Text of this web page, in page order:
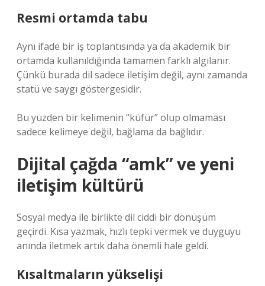
Resmi ortamda tabu
Aynı ifade bir iş toplantısında ya da akademik bir
ortamda kullanıldığında tamamen farklı algılanır.
Çünkü burada dil sadece iletişim değil, aynı zamanda
statü ve saygı göstergesidir.
Bu yüzden bir kelimenin “küfür” olup olmaması
sadece kelimeye değil, bağlama da bağlıdır.
Dijital çağda “amk” ve yeni
iletişim kültürü
Sosyal medya ile birlikte dil ciddi bir dönüşüm
geçirdi. Kısa yazmak, hızlı tepki vermek ve duyguyu
anında iletmek artık daha önemli hale geldi.
Kısaltmaların yükselişi